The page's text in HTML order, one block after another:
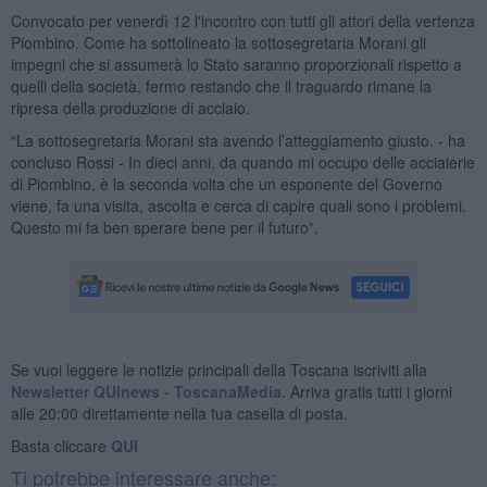
Convocato per venerdì 12 l'incontro con tutti gli attori della vertenza
Piombino. Come ha sottolineato la sottosegretaria Morani gli
impegni che si assumerà lo Stato saranno proporzionali rispetto a
quelli della società, fermo restando che il traguardo rimane la
ripresa della produzione di acciaio.
“La sottosegretaria Morani sta avendo l’atteggiamento giusto. - ha
concluso Rossi - In dieci anni, da quando mi occupo delle acciaierie
di Piombino, è la seconda volta che un esponente del Governo
viene, fa una visita, ascolta e cerca di capire quali sono i problemi.
Questo mi fa ben sperare bene per il futuro”.
Se vuoi leggere le notizie principali della Toscana iscriviti alla
Newsletter QUInews - ToscanaMedia. Arriva gratis tutti i giorni
alle 20:00 direttamente nella tua casella di posta.
Basta cliccare QUI
Ti potrebbe interessare anche: